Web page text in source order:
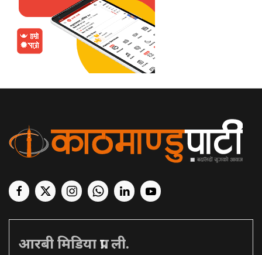
आरबी मिडिया प्रा. ली.